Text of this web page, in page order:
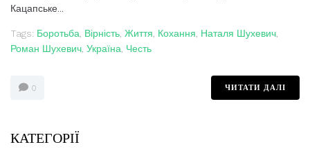
Кацапське...
Tags: Боротьба, Вірність, Життя, Кохання, Наталя Шухевич,
Роман Шухевич, Україна, Честь
0 ЧИТАТИ ДАЛІ
КАТЕГОРІЇ